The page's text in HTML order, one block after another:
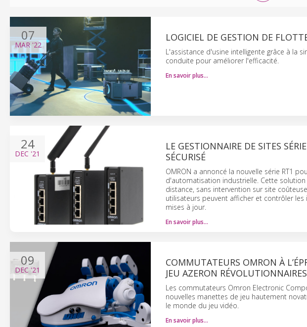
07
MAR'22
LOGICIEL DE GESTION DE
L'assistance d'usine intelligente grâce à la
conduite pour améliorer l'efficacité.
En savoir plus…
24
DEC '21
LE GESTIONNAIRE DE SITES
SÉCURISÉ
OMRON a annoncé la nouvelle série RT1
d'automatisation industrielle. Cette
distance, sans intervention sur site
utilisateurs peuvent afficher et contrôler
mises à jour.
En savoir plus…
09
DEC'21
COMMUTATEURS OMRON À
JEU AZERON RÉVOLUTIONNAIRES
Les commutateurs Omron Electronic
nouvelles manettes de jeu hautement
le monde du jeu vidéo.
En savoir plus…